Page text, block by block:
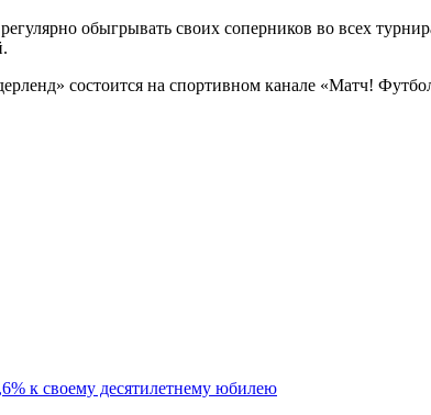
обыгрывать своих соперников во всех
состоится на спортивном канале «Матч!
к своему десятилетнему юбилею